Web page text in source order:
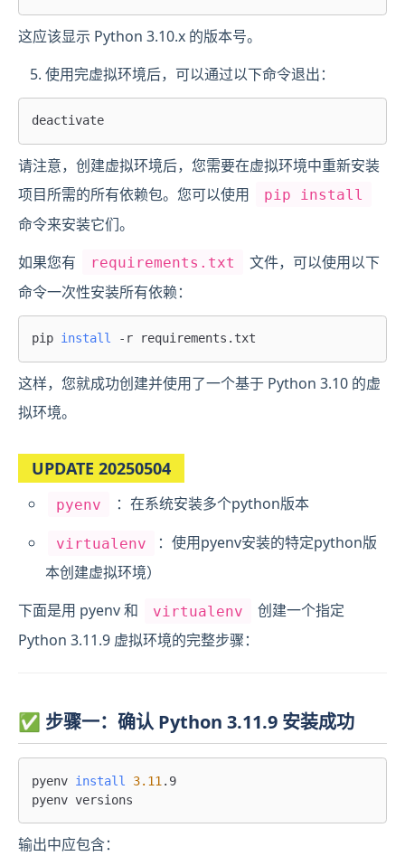
这应该显示 Python 3.10.x 的版本号。
使用完虚拟环境后，可以通过以下命令退出：
请注意，创建虚拟环境后，您需要在虚拟环境中重新安装
项目所需的所有依赖包。您可以使用
pip install
命令来安装它们。
如果您有
requirements.txt
文件，可以使用以下
命令一次性安装所有依赖：
pip install
这样，您就成功创建并使用了一个基于 Python 3.10 的虚
拟环境。
UPDATE 20250504
pyenv ：在系统安装多个python版本
virtualenv
：使用pyenv安装的特定python版
本创建虚拟环境）
下面是用 pyenv 和
virtualenv
创建一个指定
Python 3.11.9 虚拟环境的完整步骤：
✅ 步骤一：确认 Python 3.11.9 安装成功
pyenv install 3.11 .9
输出中应包含：